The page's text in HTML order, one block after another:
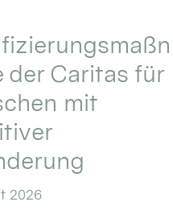
der Caritas für
mit
2026